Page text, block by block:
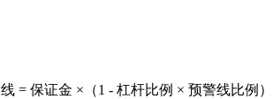
保证金 ×（1 - 杠杆比例 × 预警线比例